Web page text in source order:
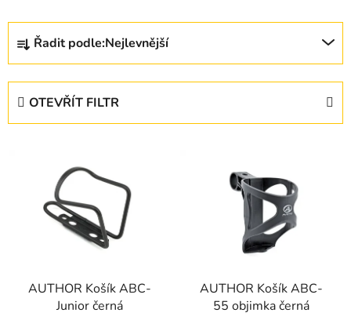
Ř
z
Řadit podle:Nejlevnější
OTEVŘÍT FILTR
AUTHOR Košík ABC-
Junior černá
AUTHOR Košík ABC-
55 objimka černá